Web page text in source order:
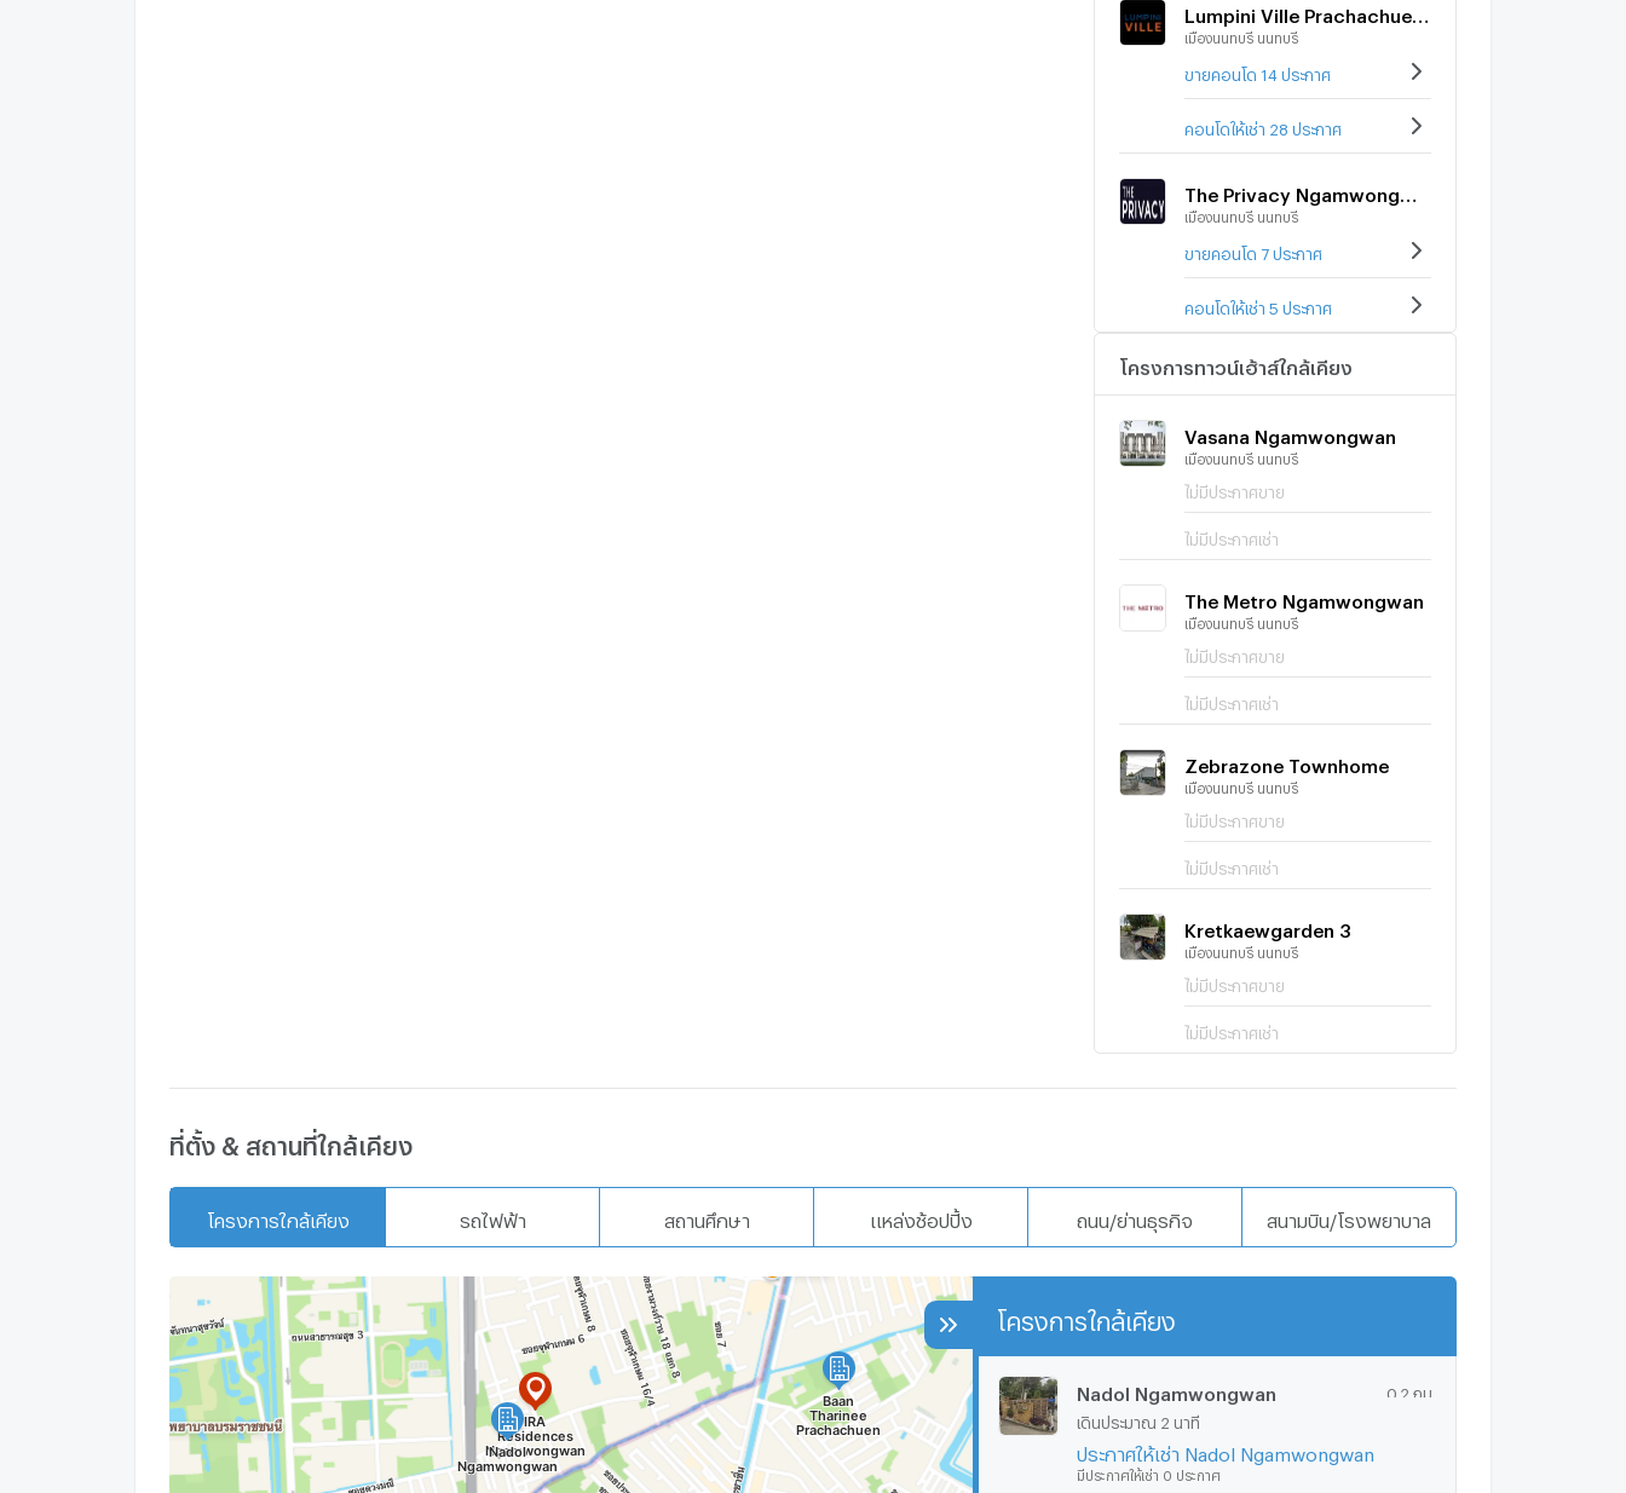
เมืองนนทบุรี นนทบุรี
ขายคอนโด 14 ประกาศ
คอนโดให้เช่า 28 ประกาศ
เมืองนนทบุรี นนทบุรี
ขายคอนโด 7 ประกาศ
คอนโดให้เช่า 5 ประกาศ
โครงการทาวน์เฮ้าส์ใกล้เคียง
Vasana Ngamwongwan
เมืองนนทบุรี นนทบุรี
ไม่มีประกาศขาย
ไม่มีประกาศเช่า
The Metro Ngamwongwan
เมืองนนทบุรี นนทบุรี
ไม่มีประกาศขาย
ไม่มีประกาศเช่า
Zebrazone Townhome
เมืองนนทบุรี นนทบุรี
ไม่มีประกาศขาย
ไม่มีประกาศเช่า
Kretkaewgarden 3
เมืองนนทบุรี นนทบุรี
ไม่มีประกาศขาย
ไม่มีประกาศเช่า
ที่ตั้ง & สถานที่ใกล้เคียง
โครงการใกล้เคียง รถไฟฟ้า สถานศึกษา แหล่งช้อปปิ้ง ถนน/ย่านธุรกิจ สนามบิน/โรงพยาบาล
โครงการใกล้เคียง
Nadol Ngamwongwan 0.2 กม.
เดินประมาณ 2 นาที
ประกาศให้เช่า Nadol Ngamwongwan
มีประกาศให้เช่า 0 ประกาศ